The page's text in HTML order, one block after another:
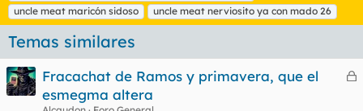
uncle meat maricón sidoso
uncle meat nerviosito ya con mado 26
Temas similares
C
Fracachat de Ramos y primavera, que el
esmegma altera